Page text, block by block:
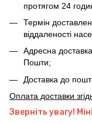
протягом 24
Термін
віддаленості
Адресна
Пошти;
Доставка до
Оплата доставки
Зверніть увагу!